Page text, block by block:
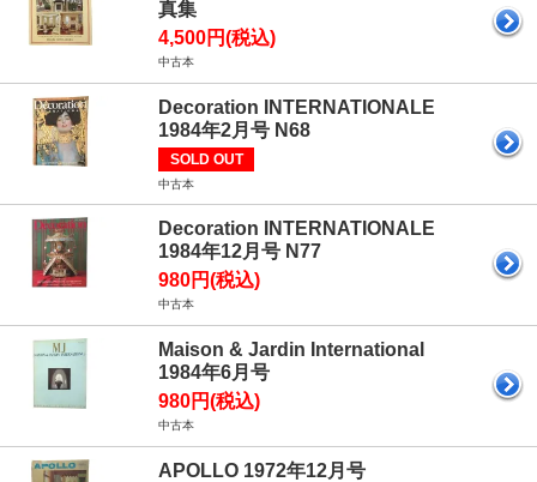
真集
4,500円(税込)
中古本
Decoration INTERNATIONALE
1984年2月号 N68
SOLD OUT
中古本
Decoration INTERNATIONALE
1984年12月号 N77
980円(税込)
中古本
Maison & Jardin International
1984年6月号
980円(税込)
中古本
APOLLO 1972年12月号